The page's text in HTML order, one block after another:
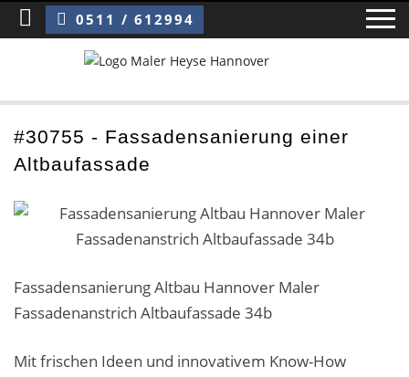
Sie sind hier:Fassadensanierung einer Altbaufassade
0511 / 612994
Home
Über uns ›
Mitarbeiter / Das Team
#30755 - Fassadensanierung einer
Altbaufassade
Fassadensanierung Altbau Hannover Maler
Fassadenanstrich Altbaufassade 34b
Mit frischen Ideen und innovativem Know-How